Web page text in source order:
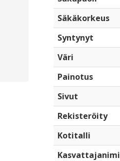
Säkäkorkeus
Syntynyt
Väri
Painotus
Sivut
Rekisteröity
Kotitalli
Kasvattajanimi